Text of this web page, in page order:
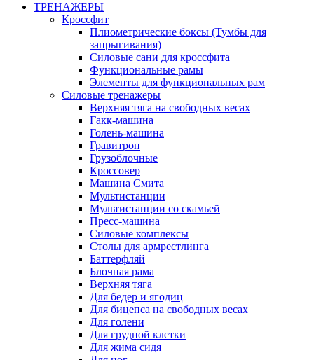
ТРЕНАЖЕРЫ
Кроссфит
Плиометрические боксы (Тумбы для
запрыгивания)
Силовые сани для кроссфита
Функциональные рамы
Элементы для функциональных рам
Силовые тренажеры
Верхняя тяга на свободных весах
Гакк-машина
Голень-машина
Гравитрон
Грузоблочные
Кроссовер
Машина Смита
Мультистанции
Мультистанции со скамьей
Пресс-машина
Силовые комплексы
Столы для армрестлинга
Баттерфляй
Блочная рама
Верхняя тяга
Для бедер и ягодиц
Для бицепса на свободных весах
Для голени
Для грудной клетки
Для жима сидя